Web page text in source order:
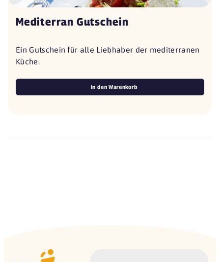
Mediterran Gutschein
Ein Gutschein für alle Liebhaber der mediterranen
Küche.
In den Warenkorb